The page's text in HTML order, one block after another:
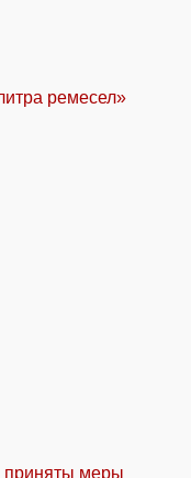
ремесел»